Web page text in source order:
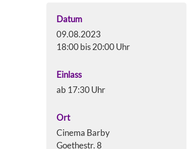
Datum
09.08.2023
18:00 bis 20:00 Uhr
Einlass
ab 17:30 Uhr
Ort
Cinema Barby
Goethestr. 8